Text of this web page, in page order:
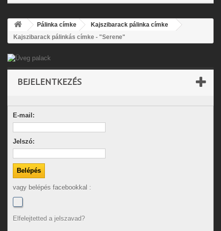
Pálinka címke
Kajszibarack pálinka címke
Kajszibarack pálinkás címke - "Serene"
BEJELENTKEZÉS
E-mail:
Jelszó:
vagy belépés facebookkal :
Elfelejtetted a jelszavad?